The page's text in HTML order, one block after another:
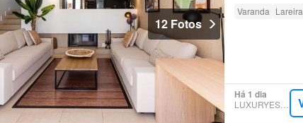
12 Fotos
Varanda Lareira
Há 1 dia
LUXURYESTATE